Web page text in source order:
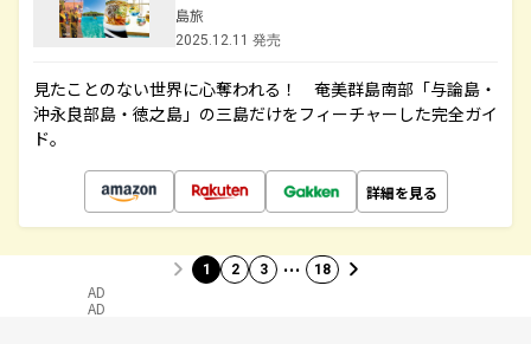
島旅
2025.12.11 発売
見たことのない世界に心奪われる！ 奄美群島南部「与論島・
沖永良部島・徳之島」の三島だけをフィーチャーした完全ガイ
ド。
詳細を見る
1 2 3 … 18
AD
AD